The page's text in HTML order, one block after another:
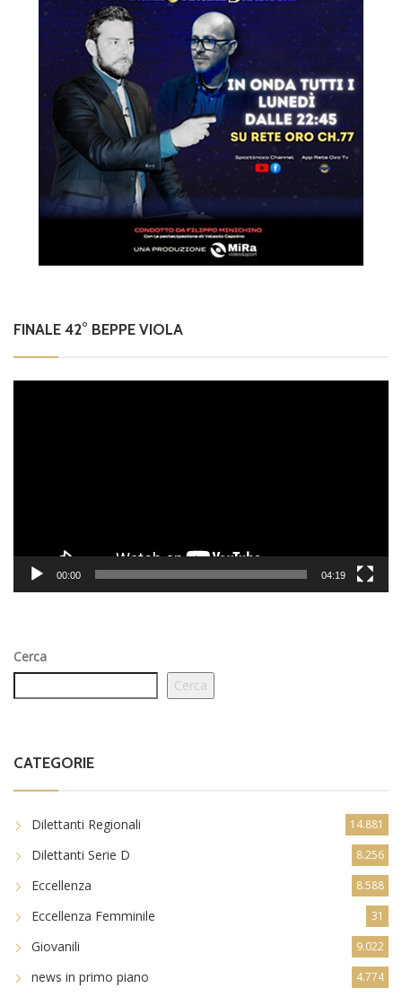
FINALE 42° BEPPE VIOLA
00:00 04:19
Cerca
Cerca
CATEGORIE
Dilettanti Regionali 14.881
Dilettanti Serie D 8.256
Eccellenza 8.588
Eccellenza Femminile 31
Giovanili 9.022
news in primo piano 4.774